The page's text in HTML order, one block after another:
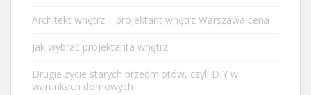
Architekt wnętrz – projektant wnętrz Warszawa cena
Jak wybrać projektanta wnętrz
Drugie życie starych przedmiotów, czyli DIY w
warunkach domowych